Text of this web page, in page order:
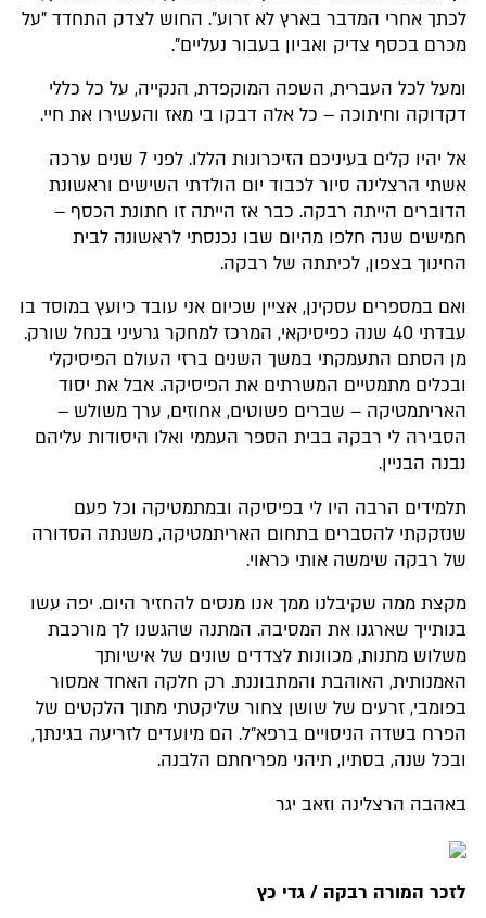
לכתך אחרי המדבר בארץ לא זרוע". החוש לצדק התחדד "על
מכרם בכסף צדיק ואביון בעבור נעליים".
ומעל לכל העברית, השפה המוקפדת, הנקייה, על כל כללי
דקדוקה וחיתוכה – כל אלה דבקו בי מאז והעשירו את חיי.
אל יהיו קלים בעיניכם הזיכרונות הללו. לפני 7 שנים ערכה
אשתי הרצלינה סיור לכבוד יום הולדתי השישים וראשונת
הדוברים הייתה רבקה. כבר אז הייתה זו חתונת הכסף –
חמישים שנה חלפו מהיום שבו נכנסתי לראשונה לבית
החינוך בצפון, לכיתתה של רבקה.
ואם במספרים עסקינן, אציין שכיום אני עובד כיועץ במוסד בו
עבדתי 40 שנה כפיסיקאי, המרכז למחקר גרעיני בנחל שורק.
מן הסתם התעמקתי במשך השנים ברזי העולם הפיסיקלי
ובכלים מתמטיים המשרתים את הפיסיקה. אבל את יסוד
האריתמטיקה – שברים פשוטים, אחוזים, ערך משולש –
הסבירה לי רבקה בבית הספר העממי ואלו היסודות עליהם
נבנה הבניין.
תלמידים הרבה היו לי בפיסיקה ובמתמטיקה וכל פעם
שנזקקתי להסברים בתחום האריתמטיקה, משנתה הסדורה
של רבקה שימשה אותי כראוי.
מקצת ממה שקיבלנו ממך אנו מנסים להחזיר היום. יפה עשו
בנותייך שארגנו את המסיבה. המתנה שהגשנו לך מורכבת
משלוש מתנות, מכוונות לצדדים שונים של אישיותך
האמנותית, האוהבת והמתבוננת. רק חלקה האחד אמסור
בפומבי, זרעים של שושן צחור שליקטתי מתוך הלקטים של
הפרח בשדה הניסויים ברפא"ל. הם מיועדים לזריעה בגינתך,
ובכל שנה, בסתיו, תיהני מפריחתם הלבנה.
באהבה הרצלינה וזאב יגר
לזכר המורה רבקה / גדי כץ